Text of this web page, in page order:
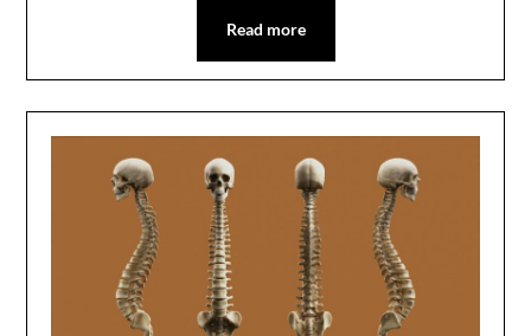
Read more